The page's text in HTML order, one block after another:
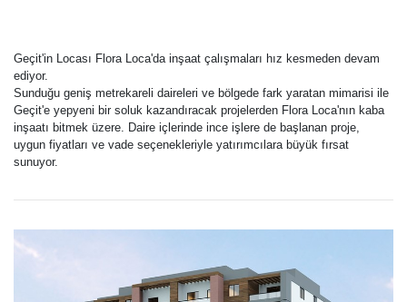
Geçit'in Locası FloraLoca'da inşaat çalışmaları hız kesmeden devam
ediyor.
Sunduğu geniş metrekareli daireleri ve bölgede fark yaratan mimarisi ile
Geçit'e yepyeni bir soluk kazandıracak projelerden FloraLoca'nın kaba
inşaatı bitmek üzere. Daire içlerinde ince işlere de başlanan proje,
uygun fiyatları ve vade seçenekleriyle yatırımcılara büyük fırsat
sunuyor.